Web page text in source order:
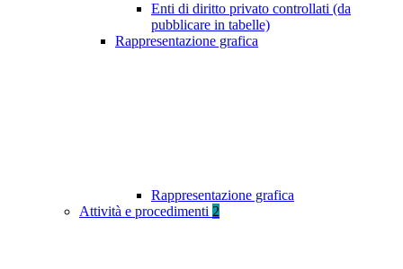
Enti di diritto privato controllati (da
pubblicare in tabelle)
Rappresentazione grafica
Rappresentazione grafica
Attività e procedimenti 2